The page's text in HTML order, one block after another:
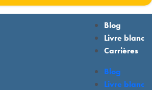
Blog
Livre blanc
Carrières
Blog
Livre blanc